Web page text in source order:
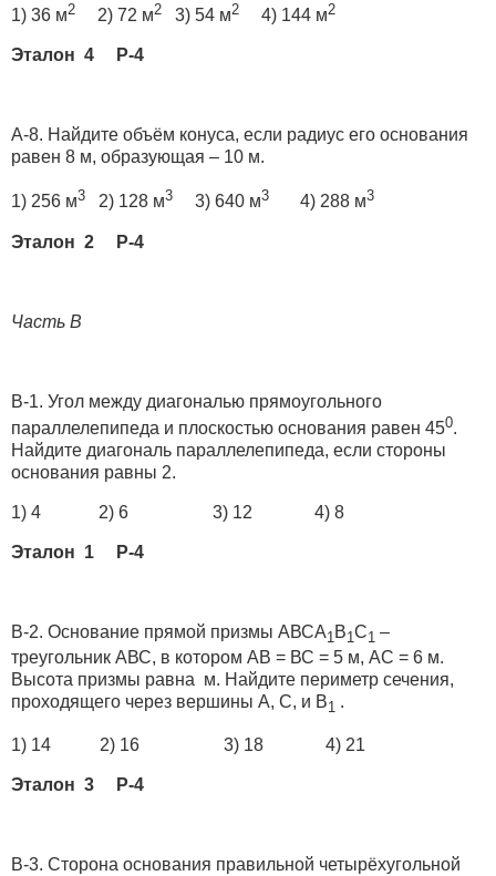
1) 36 м2 2) 72 м2 3) 54 м2 4) 144 м2
Эталон 4 Р-4
А-8. Найдите объём конуса, если радиус его основания
равен 8 м, образующая – 10 м.
1) 256 м3 2) 128 м3 3) 640 м3 4) 288 м3
Эталон 2 Р-4
Часть В
В-1. Угол между диагональю прямоугольного
параллелепипеда и плоскостью основания равен 450.
Найдите диагональ параллелепипеда, если стороны
основания равны 2.
1) 4 2) 6 3) 12 4) 8
Эталон 1 Р-4
В-2. Основание прямой призмы АВСА1В1С1 –
треугольник АВС, в котором АВ = ВС = 5 м, АС = 6 м.
Высота призмы равна м. Найдите периметр сечения,
проходящего через вершины А, С, и В1 .
1) 14 2) 16 3) 18 4) 21
Эталон 3 Р-4
В-3. Сторона основания правильной четырёхугольной